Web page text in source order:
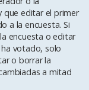
que editar el primer
a la encuesta. Si
encuesta o editar
votado, solo
o borrar la
a mitad